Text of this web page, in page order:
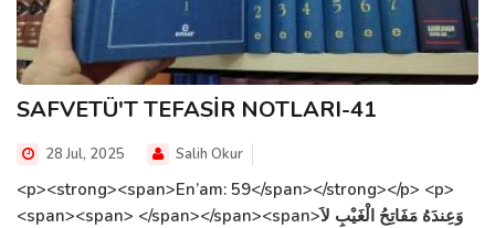
SAFVETÜ'T TEFASİR NOTLARI-41
28 Jul, 2025 Salih Okur
<p><strong><span>En’am: 59</span></strong></p> <p>
<span><span> </span></span><span>وَعِندَهُ مَفَاتِحُ الْغَيْبِ لاَ